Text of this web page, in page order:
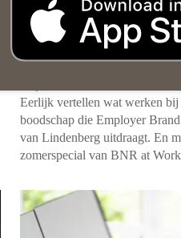
Wij als Organisatie
Praxis bouwt
familiegevoel en
Eerlijk vertellen wat werken
boodschap die Employer
van Lindenberg uitdraagt. En
zomerspecial van BNR at